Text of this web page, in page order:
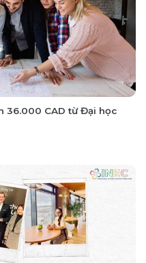
36.000 CAD từ Đại học